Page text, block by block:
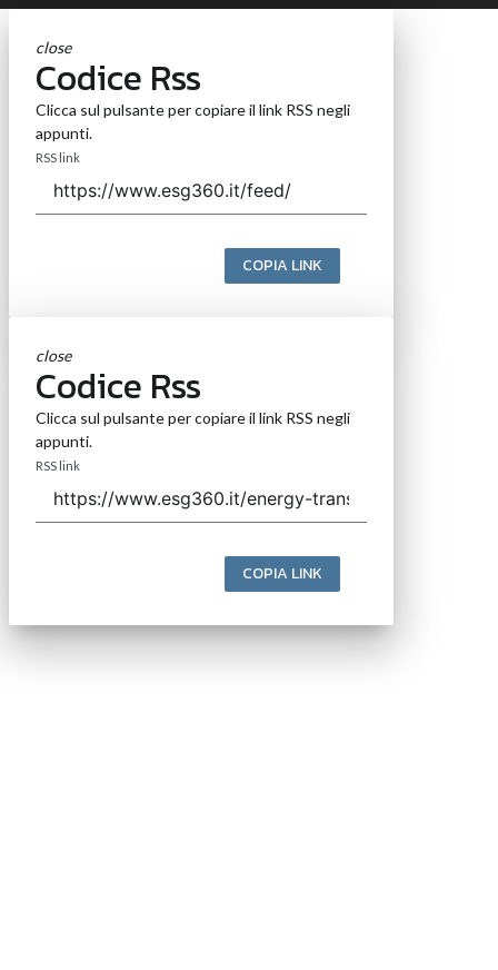
close
Codice Rss
Clicca sul pulsante per copiare il link RSS negli
appunti.
RSS link
COPIA LINK
close
Codice Rss
Clicca sul pulsante per copiare il link RSS negli
appunti.
RSS link
COPIA LINK